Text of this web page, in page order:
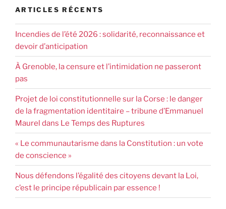
ARTICLES RÉCENTS
Incendies de l’été 2026 : solidarité, reconnaissance et
devoir d’anticipation
À Grenoble, la censure et l’intimidation ne passeront
pas
Projet de loi constitutionnelle sur la Corse : le danger
de la fragmentation identitaire – tribune d’Emmanuel
Maurel dans Le Temps des Ruptures
« Le communautarisme dans la Constitution : un vote
de conscience »
Nous défendons l’égalité des citoyens devant la Loi,
c’est le principe républicain par essence !